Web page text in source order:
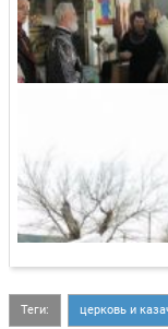
Теги: церковь и